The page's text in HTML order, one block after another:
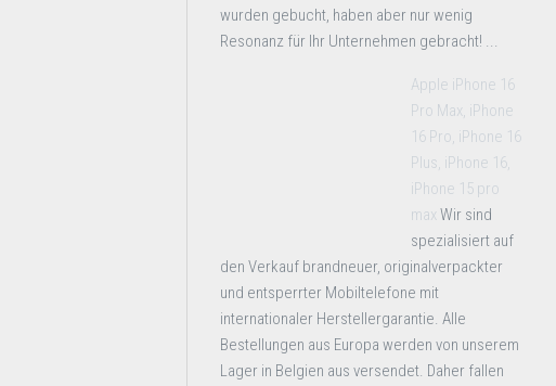
wurden gebucht, haben aber nur wenig
Resonanz für Ihr Unternehmen gebracht! ...
Apple iPhone 16
Pro Max, iPhone
16 Pro, iPhone 16
Plus, iPhone 16,
iPhone 15 pro
maxWir sind
spezialisiert auf
den Verkauf brandneuer, originalverpackter
und entsperrter Mobiltelefone mit
internationaler Herstellergarantie. Alle
Bestellungen aus Europa werden von unserem
Lager in Belgien aus versendet. Daher fallen